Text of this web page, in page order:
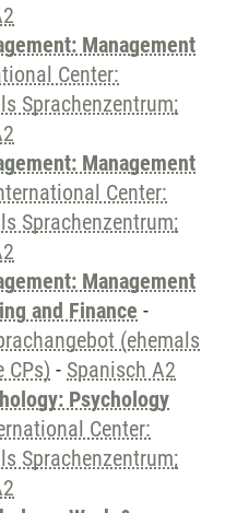
Management
Center:
Sprachenzentrum;
Management
Center:
Sprachenzentrum;
Management
and Finance -
(ehemals
CPs) - Spanisch A2
Psychology
Center:
Sprachenzentrum;